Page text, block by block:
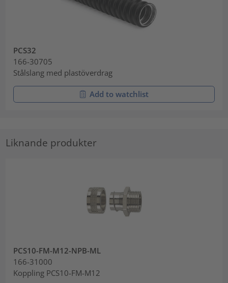
PCS32
166-30705
Stålslang med plastöverdrag
Add to watchlist
Liknande produkter
PCS10-FM-M12-NPB-ML
166-31000
Koppling PCS10-FM-M12